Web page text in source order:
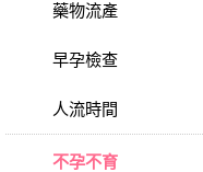
藥物流產
早孕檢查
人流時間
不孕不育